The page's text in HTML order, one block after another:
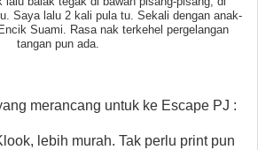
Saya lalu 2 kali pula tu. Sekali dengan anak-
Suami. Rasa nak terkehel pergelangan
tangan pun ada.
merancang untuk ke Escape PJ :
lebih murah. Tak perlu print pun